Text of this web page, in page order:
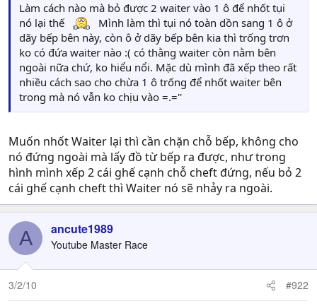
Làm cách nào mà bỏ được 2 waiter vào 1 ô để nhốt tụi
nó lại thế
Mình làm thì tụi nó toàn dồn sang 1 ô ở
dãy bếp bên này, còn ô ở dãy bếp bên kia thì trống trơn
ko có đứa waiter nào :( có thằng waiter còn nằm bên
ngoài nữa chứ, ko hiểu nổi. Mặc dù mình đã xếp theo rất
nhiều cách sao cho chừa 1 ô trống để nhốt waiter bên
trong mà nó vẫn ko chịu vào =.=''
Muốn nhốt Waiter lại thì cần chặn chỗ bếp, không cho
nó đứng ngoài mà lấy đồ từ bếp ra được, như trong
hình mình xếp 2 cái ghế cạnh chỗ cheft đứng, nếu bỏ 2
cái ghế cạnh cheft thì Waiter nó sẽ nhảy ra ngoài.
A ancute1989
Youtube Master Race
3/2/10 #922